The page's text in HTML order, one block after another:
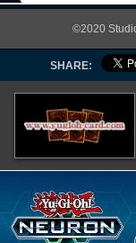
©2020
SHARE: